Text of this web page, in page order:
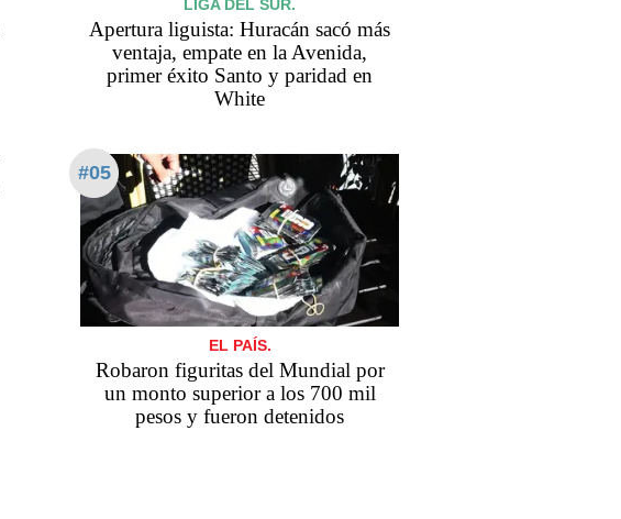
LIGA DEL SUR.
Apertura liguista: Huracán sacó más
ventaja, empate en la Avenida,
primer éxito Santo y paridad en
White
#05
EL PAÍS.
Robaron figuritas del Mundial por
un monto superior a los 700 mil
pesos y fueron detenidos